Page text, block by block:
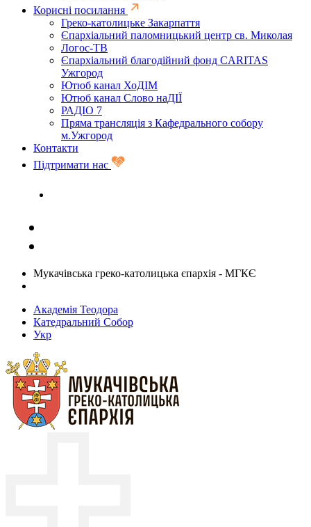
Корисні посилання
Греко-католицьке Закарпаття
Єпархіальний паломницький центр св. Миколая
Логос-ТВ
Єпархіальний благодійний фонд CARITAS
Ужгород
Ютюб канал ХоДІМ
Ютюб канал Слово наДІЇ
РАДІО 7
Пряма трансляція з Кафедрального собору
м.Ужгород
Контакти
Підтримати нас
Мукачівська греко-католицька єпархія - МГКЄ
Академія Теодора
Катедральний Собор
Укр